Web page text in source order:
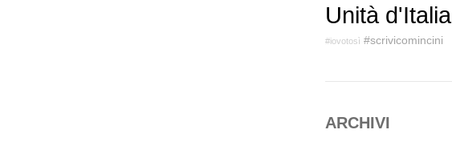
Unità d'Italia
#iovotosì #scrivicomincini
ARCHIVI